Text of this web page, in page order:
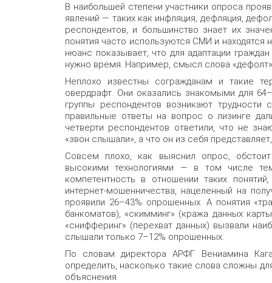
В наибольшей степени участники опроса
явлений — таких как инфляция, дефляция,
респондентов, и большинство знает их
понятия часто используются СМИ и находятся
нюанс показывает, что для адаптации
нужно время. Например, смысл слова «дефолт»
Неплохо известны согражданам и такие
овердрафт. Они оказались знакомыми для
группы респондентов возникают
правильные ответы на вопрос о лизинге
четверти респондентов ответили, что не
«звон слышали», а что он из себя
Совсем плохо, как выяснил опрос,
высокими технологиями — в том числе
компетентность в отношении таких
интернет-мошенничества, нацеленный на
проявили 26–43% опрошенных. А понятия
банкоматов), «скимминг» (кража данных
«снифферинг» (перехват данных) вызвали
слышали только 7–12% опрошенных.
По словам директора АРФГ Вениамина
определить, насколько такие слова сложны
объяснения.